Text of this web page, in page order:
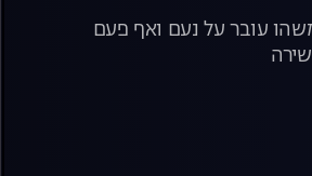
עובר על נעם ואף פעם